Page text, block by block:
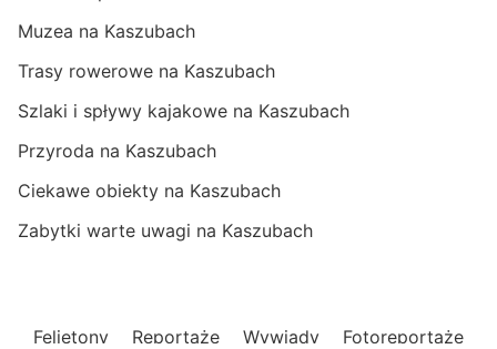
Muzea na Kaszubach
Trasy rowerowe na Kaszubach
Szlaki i spływy kajakowe na Kaszubach
Przyroda na Kaszubach
Ciekawe obiekty na Kaszubach
Zabytki warte uwagi na Kaszubach
Felietony Reportaże Wywiady Fotoreportaże